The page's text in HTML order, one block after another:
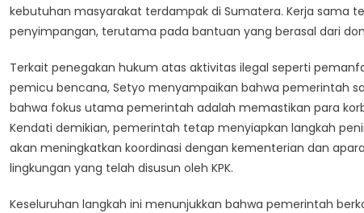
kebutuhan masyarakat terdampak di Sumatera. Kerja sama
penyimpangan, terutama pada bantuan yang berasal dari
Terkait penegakan hukum atas aktivitas ilegal seperti
pemicu bencana, Setyo menyampaikan bahwa pemerintah
bahwa fokus utama pemerintah adalah memastikan para
Kendati demikian, pemerintah tetap menyiapkan langkah
akan meningkatkan koordinasi dengan kementerian dan
lingkungan yang telah disusun oleh KPK.
Keseluruhan langkah ini menunjukkan bahwa pemerintah